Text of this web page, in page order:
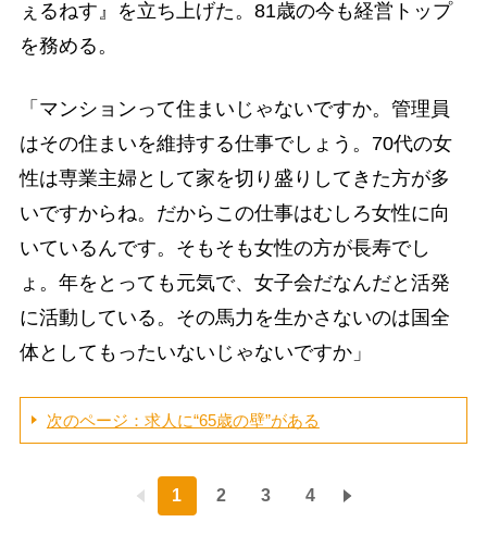
ぇるねす』を立ち上げた。81歳の今も経営トップ
を務める。
「マンションって住まいじゃないですか。管理員
はその住まいを維持する仕事でしょう。70代の女
性は専業主婦として家を切り盛りしてきた方が多
いですからね。だからこの仕事はむしろ女性に向
いているんです。そもそも女性の方が長寿でし
ょ。年をとっても元気で、女子会だなんだと活発
に活動している。その馬力を生かさないのは国全
体としてもったいないじゃないですか」
次のページ：求人に“65歳の壁”がある
1 2 3 4